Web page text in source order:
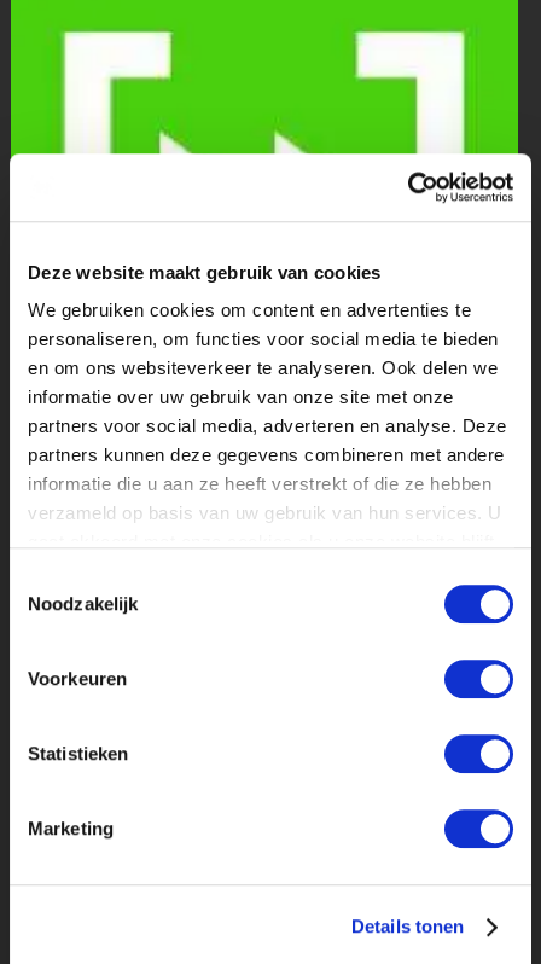
Deze website maakt gebruik van cookies
We gebruiken cookies om content en advertenties te
personaliseren, om functies voor social media te bieden
en om ons websiteverkeer te analyseren. Ook delen we
informatie over uw gebruik van onze site met onze
partners voor social media, adverteren en analyse. Deze
partners kunnen deze gegevens combineren met andere
informatie die u aan ze heeft verstrekt of die ze hebben
verzameld op basis van uw gebruik van hun services. U
Noodzakelijk
Voorkeuren
Statistieken
Marketing
Details tonen
NOG MEER
VERHALEN
👀